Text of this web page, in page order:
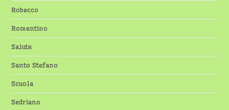
Robecco
Romentino
Salute
Santo Stefano
Scuola
Sedriano